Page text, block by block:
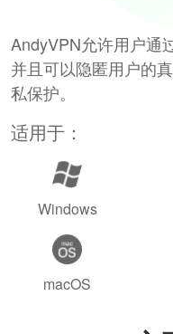
AndyVPN允许用户通
并且可以隐匿用户的
私保护。
适用于：
Windows
macOS